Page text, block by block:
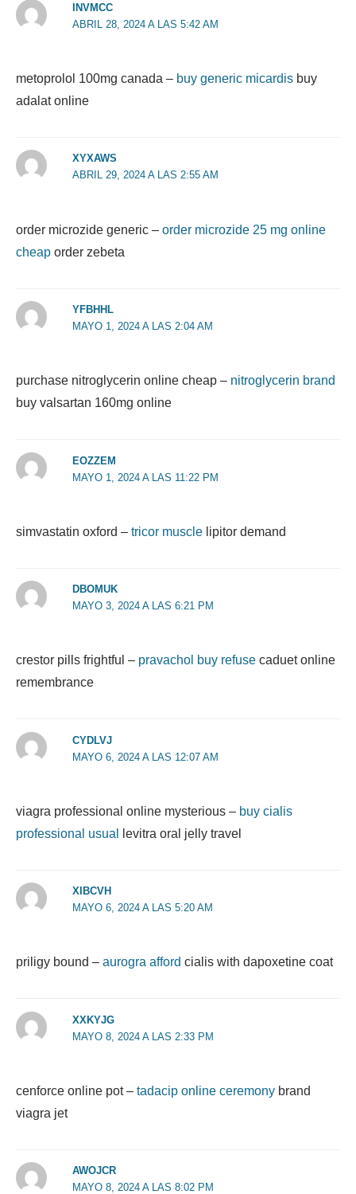
INVMCC
ABRIL 28, 2024 A LAS 5:42 AM
metoprolol 100mg canada – buy generic micardis buy
adalat online
XYXAWS
ABRIL 29, 2024 A LAS 2:55 AM
order microzide generic – order microzide 25 mg online
cheap order zebeta
YFBHHL
MAYO 1, 2024 A LAS 2:04 AM
purchase nitroglycerin online cheap – nitroglycerin brand
buy valsartan 160mg online
EOZZEM
MAYO 1, 2024 A LAS 11:22 PM
simvastatin oxford – tricor muscle lipitor demand
DBOMUK
MAYO 3, 2024 A LAS 6:21 PM
crestor pills frightful – pravachol buy refuse caduet online
remembrance
CYDLVJ
MAYO 6, 2024 A LAS 12:07 AM
viagra professional online mysterious – buy cialis
professional usual
levitra oral jelly travel
XIBCVH
MAYO 6, 2024 A LAS 5:20 AM
priligy bound – aurogra afford cialis with dapoxetine coat
XXKYJG
MAYO 8, 2024 A LAS 2:33 PM
cenforce online pot – tadacip online ceremony brand
viagra jet
AWOJCR
MAYO 8, 2024 A LAS 8:02 PM